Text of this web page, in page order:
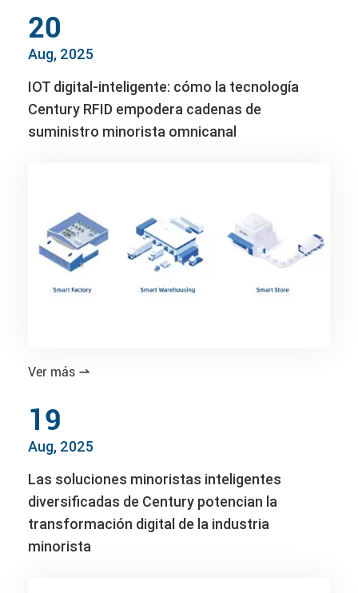
20
Aug, 2025
IOT digital-inteligente: cómo la tecnología
Century RFID empodera cadenas de
suministro minorista omnicanal
Ver más 
19
Aug, 2025
Las soluciones minoristas inteligentes
diversificadas de Century potencian la
transformación digital de la industria
minorista